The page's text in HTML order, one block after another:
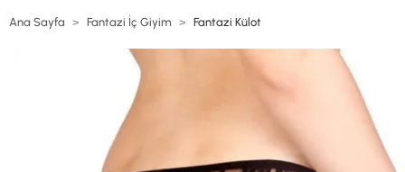
Ana Sayfa Fantazi İç Giyim Fantazi Külot